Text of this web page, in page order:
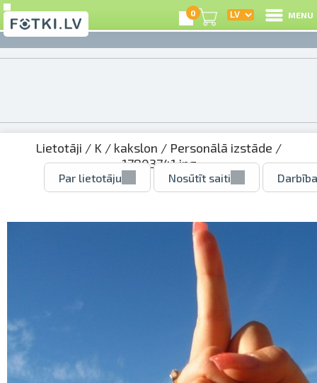
0 MENU
Lietotāji / K / kakslon / Personālā izstāde /
17803741.jpg
Par lietotāju Nosūtīt saiti